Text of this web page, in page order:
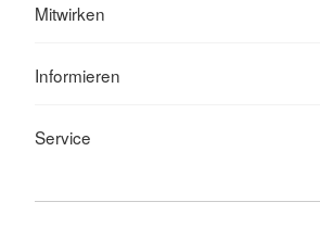
Mitwirken
Informieren
Service